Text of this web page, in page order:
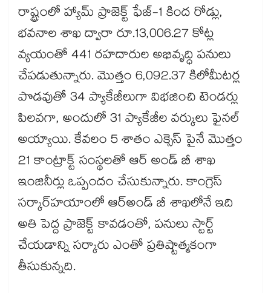
రాష్ట్రంలో హ్యామ్​ ప్రాజెక్ట్​ ఫేజ్-1 కింద రోడ్లు,
భవనాల శాఖ ద్వారా రూ.13,006.27 కోట్ల
వ్యయంతో 441 రహదారుల అభివృద్ధి పనులు
చేపడుతున్నారు. మొత్తం 6,092.37 కిలోమీటర్ల
పొడవుతో 34 ప్యాకేజీలుగా విభజించి టెండర్లు
పిలవగా, అందులో 31 ప్యాకేజీల వర్కులు ఫైనల్
అయ్యాయి. కేవలం 5 శాతం ఎక్సెస్​ పైనే మొత్తం
21 కాంట్రాక్ట్​ సంస్థలతో ఆర్​ అండ్​ బీ శాఖ
ఇంజినీర్లు ఒప్పందం చేసుకున్నారు. కాంగ్రెస్​
సర్కార్​హయాంలో ఆర్​అండ్​ బీ శాఖలోనే ఇది
అతి పెద్ద ప్రాజెక్ట్​ కావడంతో, పనులు స్టార్ట్​
చేయడాన్ని సర్కారు ఎంతో ప్రతిష్టాత్మకంగా
తీసుకున్నది.